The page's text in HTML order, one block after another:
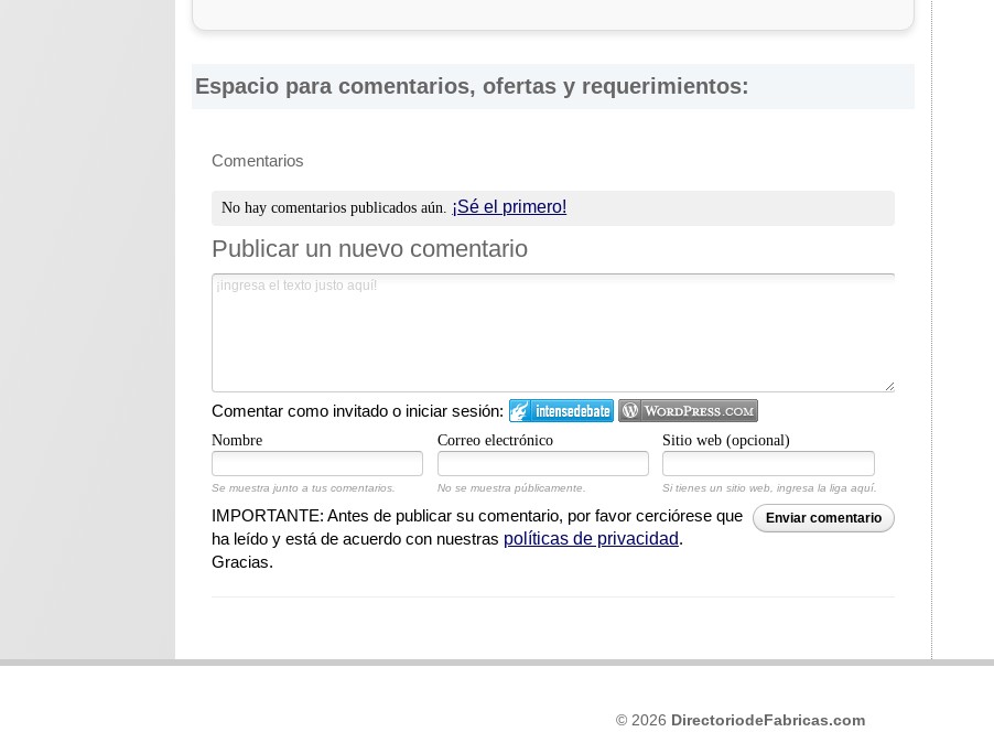
Espacio para comentarios, ofertas y requerimientos:
Comentarios
No hay comentarios publicados aún. ¡Sé el primero!
Publicar un nuevo comentario
Comentar como invitado o iniciar sesión:
Nombre Correo electrónico Sitio web (opcional)
Se muestra junto a tus comentarios. No se muestra públicamente. Si tienes un sitio web, ingresa la liga aquí.
Enviar comentario
IMPORTANTE: Antes de publicar su comentario, por favor cerciórese que
ha leído y está de acuerdo con nuestras políticas de privacidad.
Gracias.
© 2026 DirectoriodeFabricas.com